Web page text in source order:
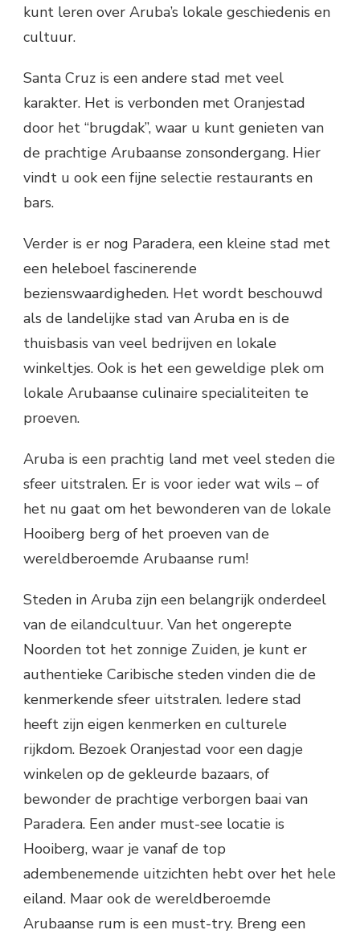
kunt leren over Aruba’s lokale geschiedenis en
cultuur.
Santa Cruz is een andere stad met veel
karakter. Het is verbonden met Oranjestad
door het “brugdak”, waar u kunt genieten van
de prachtige Arubaanse zonsondergang. Hier
vindt u ook een fijne selectie restaurants en
bars.
Verder is er nog Paradera, een kleine stad met
een heleboel fascinerende
bezienswaardigheden. Het wordt beschouwd
als de landelijke stad van Aruba en is de
thuisbasis van veel bedrijven en lokale
winkeltjes. Ook is het een geweldige plek om
lokale Arubaanse culinaire specialiteiten te
proeven.
Aruba is een prachtig land met veel steden die
sfeer uitstralen. Er is voor ieder wat wils – of
het nu gaat om het bewonderen van de lokale
Hooiberg berg of het proeven van de
wereldberoemde Arubaanse rum!
Steden in Aruba zijn een belangrijk onderdeel
van de eilandcultuur. Van het ongerepte
Noorden tot het zonnige Zuiden, je kunt er
authentieke Caribische steden vinden die de
kenmerkende sfeer uitstralen. Iedere stad
heeft zijn eigen kenmerken en culturele
rijkdom. Bezoek Oranjestad voor een dagje
winkelen op de gekleurde bazaars, of
bewonder de prachtige verborgen baai van
Paradera. Een ander must-see locatie is
Hooiberg, waar je vanaf de top
adembenemende uitzichten hebt over het hele
eiland. Maar ook de wereldberoemde
Arubaanse rum is een must-try. Breng een